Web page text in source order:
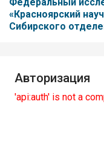
«Красноярский
Сибирского
Авторизация
'api:auth' is not a